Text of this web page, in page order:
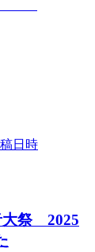
た
日時
大祭 2025